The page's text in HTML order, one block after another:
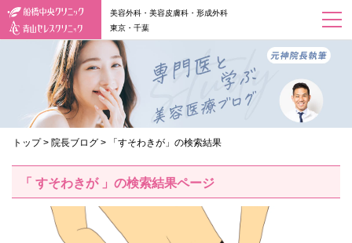
美容外科・美容皮膚科・形成外科
東京・千葉
トップ > 院長ブログ > 「すそわきが」の検索結果
「 すそわきが 」の検索結果ページ